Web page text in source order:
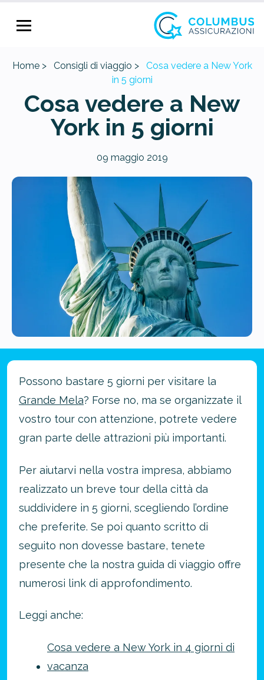
Home > Consigli di viaggio >
Cosa vedere a New York
in 5 giorni
Cosa vedere a New
York in 5 giorni
09 maggio 2019
Possono bastare 5 giorni per visitare la
Grande Mela? Forse no, ma se organizzate il
vostro tour con attenzione, potrete vedere
gran parte delle attrazioni più importanti.
Per aiutarvi nella vostra impresa, abbiamo
realizzato un breve tour della città da
suddividere in 5 giorni, scegliendo l’ordine
che preferite. Se poi quanto scritto di
seguito non dovesse bastare, tenete
presente che la nostra guida di viaggio offre
numerosi link di approfondimento.
Leggi anche:
Cosa vedere a New York in 4 giorni di
vacanza